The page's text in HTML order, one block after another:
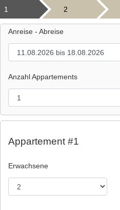
1 2
Anreise - Abreise
Anzahl Appartements
Appartement #1
Erwachsene